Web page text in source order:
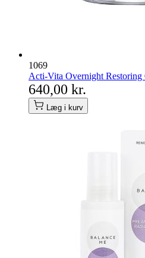
1069
Acti-Vita Overnight Restoring
640,00 kr.
Læg i kurv